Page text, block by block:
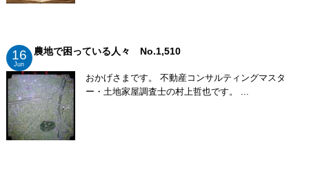
16
Jun
農地で困っている人々 No.1,510
おかげさまです。 不動産コンサルティングマスタ
ー・土地家屋調査士の村上哲也です。 ...